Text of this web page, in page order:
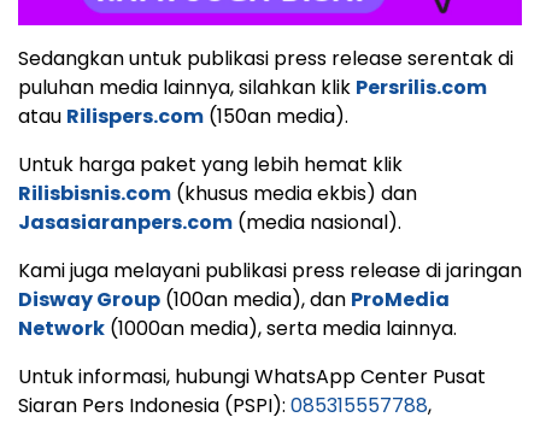
Sedangkan untuk publikasi press release serentak di
puluhan media lainnya, silahkan klik Persrilis.com
atau Rilispers.com (150an media).
Untuk harga paket yang lebih hemat klik
Rilisbisnis.com (khusus media ekbis) dan
Jasasiaranpers.com (media nasional).
Kami juga melayani publikasi press release di jaringan
Disway Group (100an media), dan ProMedia
Network (1000an media), serta media lainnya.
Untuk informasi, hubungi WhatsApp Center Pusat
Siaran Pers Indonesia (PSPI): 085315557788,